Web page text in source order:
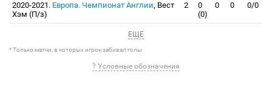
2020-2021. Европа. Чемпионат Англии, Вест
Хэм (П/з)
2
0
(0)
0 0 0/0
ЕЩЕ
* Только матчи, в которых игрок забивал голы
? Условные обозначения